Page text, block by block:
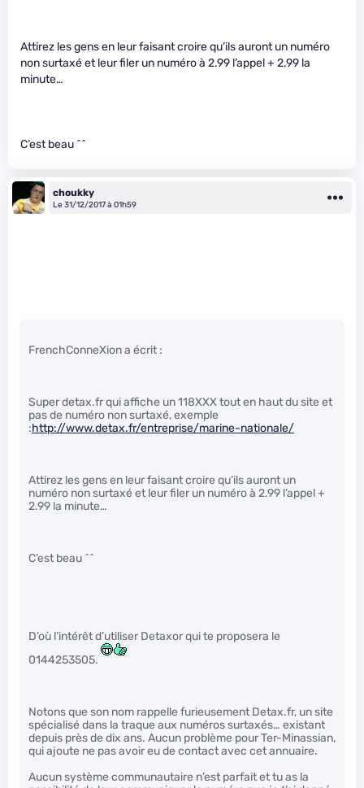
Attirez les gens en leur faisant croire qu’ils auront un numéro
non surtaxé et leur filer un numéro à 2.99 l’appel + 2.99 la
minute…
C’est beau ^^
choukky
Le 31/12/2017 à 01h59
FrenchConneXion a écrit :
Super detax.fr qui affiche un 118XXX tout en haut du site et
pas de numéro non surtaxé, exemple
:http://www.detax.fr/entreprise/marine-nationale/
Attirez les gens en leur faisant croire qu’ils auront un
numéro non surtaxé et leur filer un numéro à 2.99 l’appel +
2.99 la minute…
C’est beau ^^
D’où l’intérêt d’utiliser Detaxor qui te proposera le
0144253505.
Notons que son nom rappelle furieusement Detax.fr, un site
spécialisé dans la traque aux numéros surtaxés… existant
depuis près de dix ans. Aucun problème pour Ter-Minassian,
qui ajoute ne pas avoir eu de contact avec cet annuaire.
Aucun système communautaire n’est parfait et tu as la